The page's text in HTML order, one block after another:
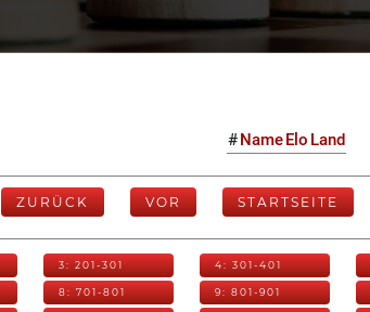
#NameElo Land
ZURÜCK VOR STARTSEITE
3: 201-301 4: 301-401
8: 701-801 9: 801-901